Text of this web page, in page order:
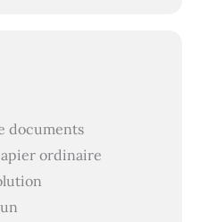
documents
ordinaire